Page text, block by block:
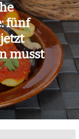
fünf
musst